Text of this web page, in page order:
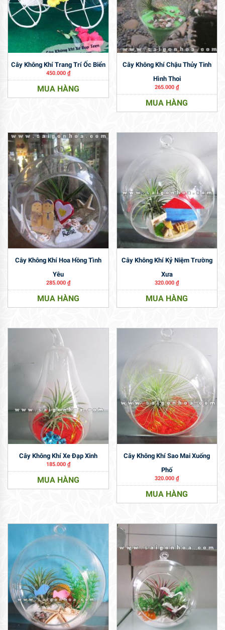
Cây Không Khí Trang Trí Ốc Biển
450.000 ₫
MUA HÀNG
Cây Không Khí Chậu Thủy Tinh
Hình Thoi
265.000₫
MUA HÀNG
Cây Không Khí Hoa Hồng Tình
Yêu
285.000 ₫
MUA HÀNG
Cây Không Khí Kỷ Niệm Trường
Xưa
320.000₫
MUA HÀNG
Cây Không Khí Xe Đạp Xinh
185.000 ₫
MUA HÀNG
Cây Không Khí Sao Mai Xuống
Phố
320.000₫
MUA HÀNG